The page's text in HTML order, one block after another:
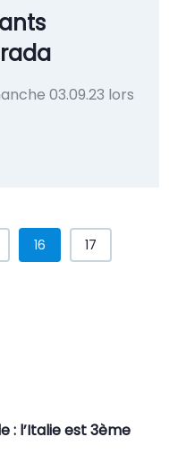
03.09.23 lors
16 17
: l’Italie est 3ème